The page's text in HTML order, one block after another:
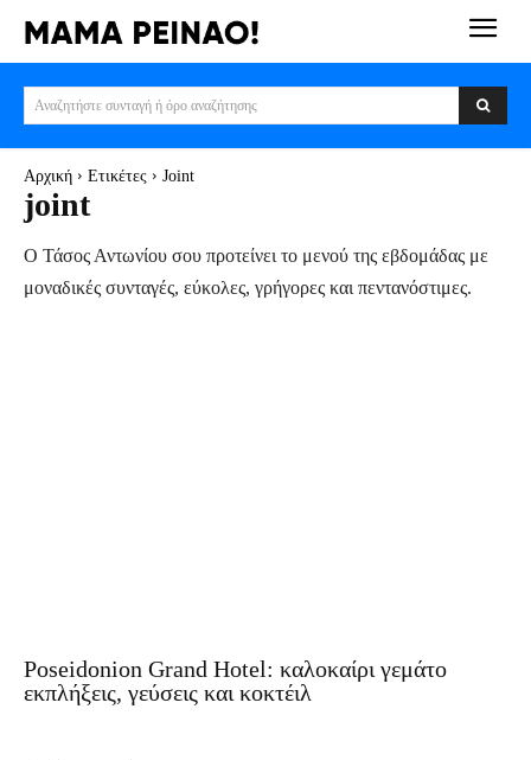
Αναζητήστε συνταγή ή όρο αναζήτησης
Αρχική Ετικέτες Joint
joint
Ο Τάσος Αντωνίου σου προτείνει το μενού της εβδομάδας με
μοναδικές συνταγές, εύκολες, γρήγορες και πεντανόστιμες.
Poseidonion Grand Hotel: καλοκαίρι γεμάτο
εκπλήξεις, γεύσεις και κοκτέιλ